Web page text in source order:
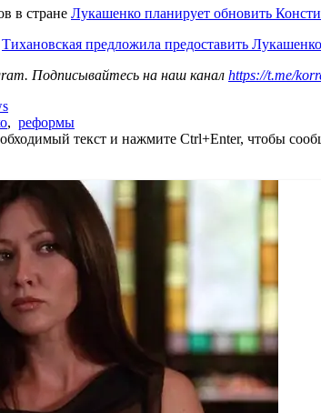
в стране Лукашенко планирует обновить
Тихановская предложила предоставить
Подписывайтесь на наш канал https://t.me/
, реформы
текст и нажмите Ctrl+Enter, чтобы